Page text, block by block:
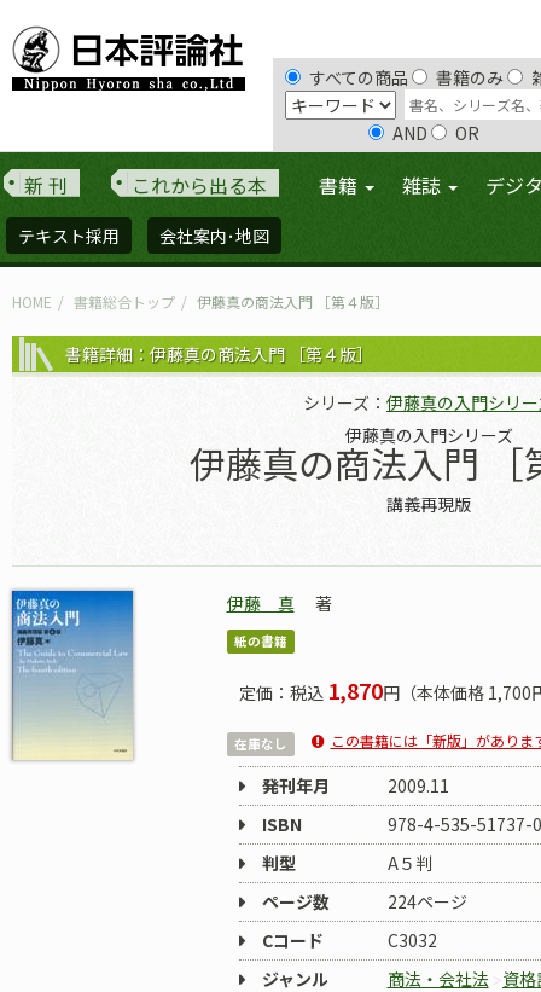
すべての商品 書籍のみ
AND OR
新 刊 これから出る本 書籍 雑誌 デジ
テキスト採用 会社案内･地図
HOME 書籍総合トップ 伊藤真の商法入門 ［第４版］
書籍詳細：伊藤真の商法入門 ［第４版］
シリーズ： 伊藤真の入門シリ
伊藤真の入門シリーズ
伊藤真の商法入門 ［
講義再現版
伊藤 真 著
紙の書籍
定価：税込 1,870円（本体価格 1,700
在庫なし この書籍には「新版」がありま
発刊年月
2009.11
ISBN
978-4-535-51737-0
判型
A５判
ページ数
224ページ
Cコード
C3032
ジャンル
商法・会社法
資